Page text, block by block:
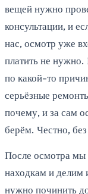
вещей нужно
консультации, и
нас, осмотр уже
платить не
по какой-то
серьёзные
почему, и за сам
берём. Честно,
После осмотра мы
находкам и делим
нужно починить